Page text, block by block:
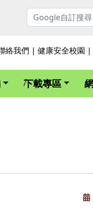
絡我們 |健康安全校園
下載專區